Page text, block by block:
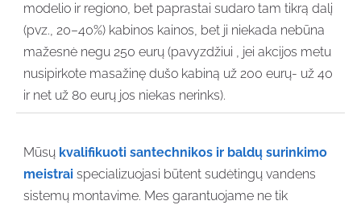
modelio ir regiono, bet paprastai sudaro tam tikrą dalį
(pvz., 20–40%) kabinos kainos, bet ji niekada nebūna
mažesnė negu 250 eurų (pavyzdžiui , jei akcijos metu
nusipirkote masažinę dušo kabiną už 200 eurų- už 40
ir net už 80 eurų jos niekas nerinks).
Mūsų kvalifikuoti santechnikos ir baldų surinkimo
meistraispecializuojasi būtent sudėtingų vandens
sistemų montavime. Mes garantuojame ne tik